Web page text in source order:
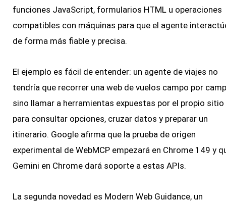
funciones JavaScript, formularios HTML u operaciones
compatibles con máquinas para que el agente
de forma más fiable y precisa.
El ejemplo es fácil de entender: un agente de viajes no
tendría que recorrer una web de vuelos campo por
sino llamar a herramientas expuestas por el propio sitio
para consultar opciones, cruzar datos y preparar un
itinerario. Google afirma que la prueba de origen
experimental de WebMCP empezará en Chrome 149 y
Gemini en Chrome dará soporte a estas APIs.
La segunda novedad es Modern Web Guidance, un